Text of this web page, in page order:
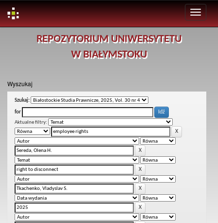
REPOZYTORIUM UNIWERSYTETU
W BIAŁYMSTOKU
Wyszukaj
Szukaj:
for
Aktualne filtry: